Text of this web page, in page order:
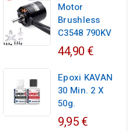
Motor
Brushless
C3548 790KV
44,90 €
Epoxi KAVAN
30 Min. 2 X
50g.
9,95 €